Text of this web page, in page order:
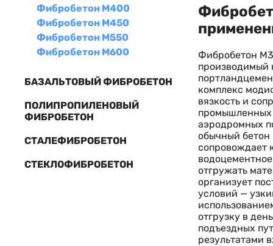
Фибробетон М400
Фибробетон М450
Фибробетон М550
Фибробетон М600
БАЗАЛЬТОВЫЙ ФИБРОБЕТОН
ПОЛИПРОПИЛЕНОВЫЙ
ФИБРОБЕТОН
СТАЛЕФИБРОБЕТОН
СТЕКЛОФИБРОБЕТОН
Фибробетон
производимый
комплекс
вязкость и
промышленных
аэродромных
обычный бетон
сопровождает
отгружать
организует
условий —
отгрузку в
подъездных
результатами